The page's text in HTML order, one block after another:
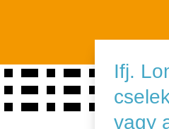
Ifj.
vagy